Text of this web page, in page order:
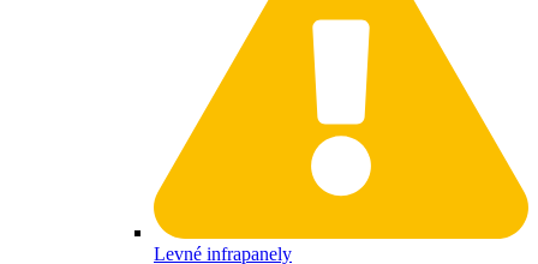
Levné infrapanely